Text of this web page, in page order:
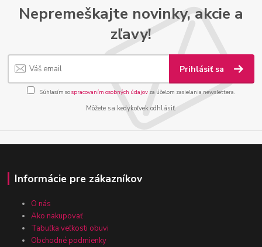
Nepremeškajte novinky, akcie a
zľavy!
Prihlásiť sa
Súhlasím sospracovaním osobných údajov za účelom zasielania newslettera.
Môžete sa kedykoľvek odhlásiť.
Informácie pre zákazníkov
O nás
Ako nakupovať
Tabuľka veľkosti obuvi
Obchodné podmienky